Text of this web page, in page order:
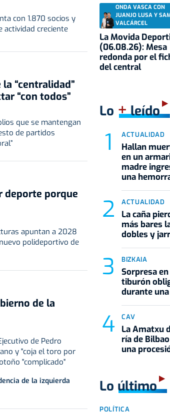
con 1.870 socios y
actividad creciente
“centralidad”
“con todos”
que se mantengan
de partidos
deporte porque
apuntan a 2028
polideportivo de
de la
de Pedro
y "coja el toro por
"complicado"
de la izquierda
ONDA VASCA CON
JUANJO LUSA Y
VALCÁRCEL
La Movida
(06.08.26): Mesa
redonda por el
del central
Lo +leído
ACTUALIDAD
Hallan
en un
madre
una
ACTUALIDAD
La caña
más bares
dobles y
BIZKAIA
Sorpresa
tiburón
durante
CAV
La Amatxu
ría de
una
Lo último
POLÍTICA